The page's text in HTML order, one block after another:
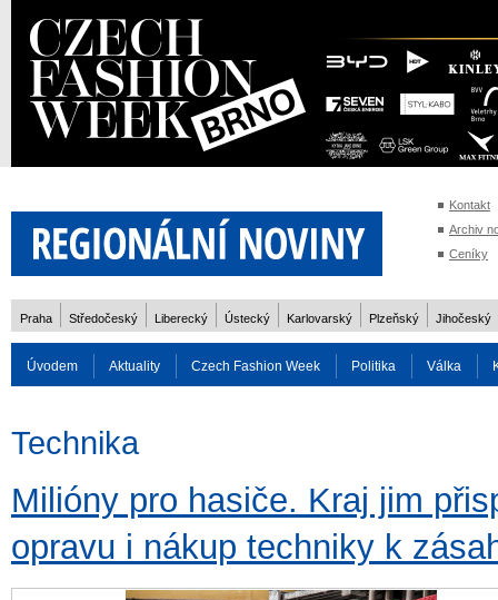
Kontakt
Archiv
Ceníky
Praha Středočeský Liberecký Ústecký Karlovarský Plzeňský Jihočeský
Úvodem Aktuality Czech Fashion Week Politika Válka
Rozhovory
Technika
Milióny pro hasiče. Kraj jim
opravu i nákup techniky k